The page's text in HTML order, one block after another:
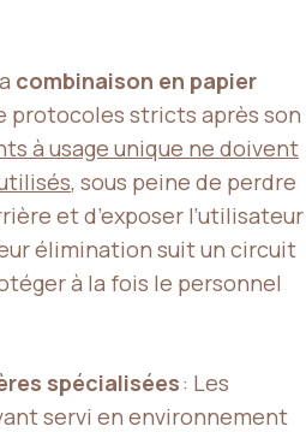
combinaison en papier
protocoles stricts après son
à usage unique ne doivent
, sous peine de perdre
et d’exposer l’utilisateur
élimination suit un circuit
à la fois le personnel
spécialisées: Les
servi en environnement